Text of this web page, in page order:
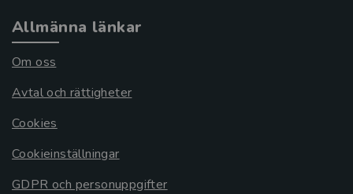
Allmänna länkar
Om oss
Avtal och rättigheter
Cookies
Cookieinställningar
GDPR och personuppgifter